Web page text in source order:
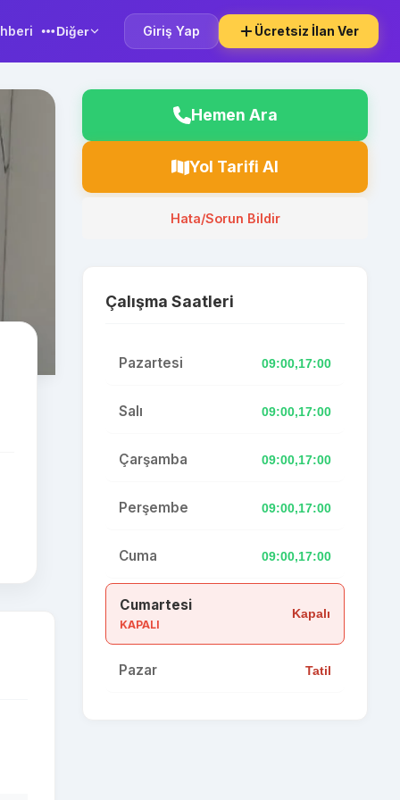
Diğer Giriş Yap Ücretsiz İlan Ver
Hemen Ara
Yol Tarifi Al
Hata/Sorun Bildir
Çalışma Saatleri
Pazartesi 09:00,17:00
Salı 09:00,17:00
Çarşamba 09:00,17:00
Perşembe 09:00,17:00
Cuma 09:00,17:00
Cumartesi
KAPALI
Kapalı
Pazar Tatil